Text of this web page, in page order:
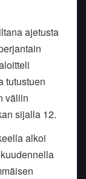
ajetusta
tutustuen
väliin
sijalla 12.
alkoi